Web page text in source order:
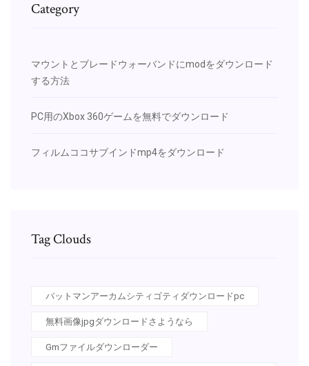
Category
マウントとブレードウォーバンドにmodをダウンロード
する方法
PC用のXbox 360ゲームを無料でダウンロード
フィルムココサブインドmp4をダウンロード
Tag Clouds
バットマンアーカムシティゴティダウンロードpc
無料画像jpgダウンロードさようなら
Gmファイルダウンローダー